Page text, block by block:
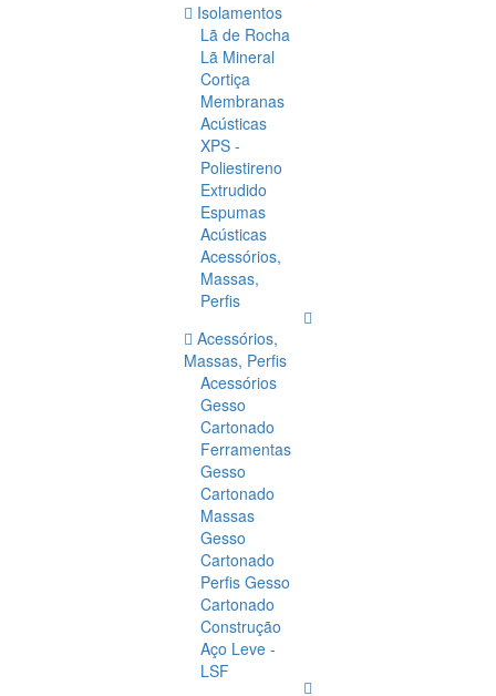
Isolamentos
Lã de Rocha
Lã Mineral
Cortiça
Membranas
Acústicas
XPS -
Poliestireno
Extrudido
Espumas
Acústicas
Acessórios,
Massas,
Perfis
Acessórios,
Massas, Perfis
Acessórios
Gesso
Cartonado
Ferramentas
Gesso
Cartonado
Massas
Gesso
Cartonado
Perfis Gesso
Cartonado
Construção
Aço Leve -
LSF